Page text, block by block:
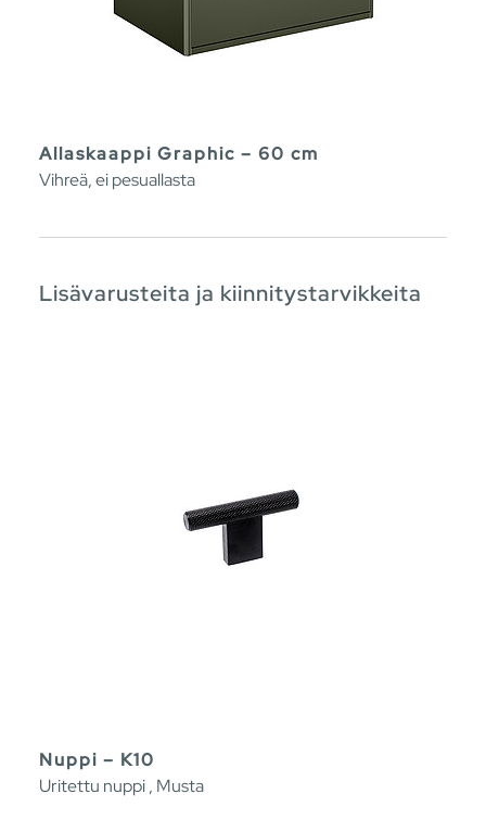
Allaskaappi Graphic – 60 cm
Vihreä, ei pesuallasta
Lisävarusteita ja kiinnitystarvikkeita
Nuppi – K10
Uritettu nuppi , Musta